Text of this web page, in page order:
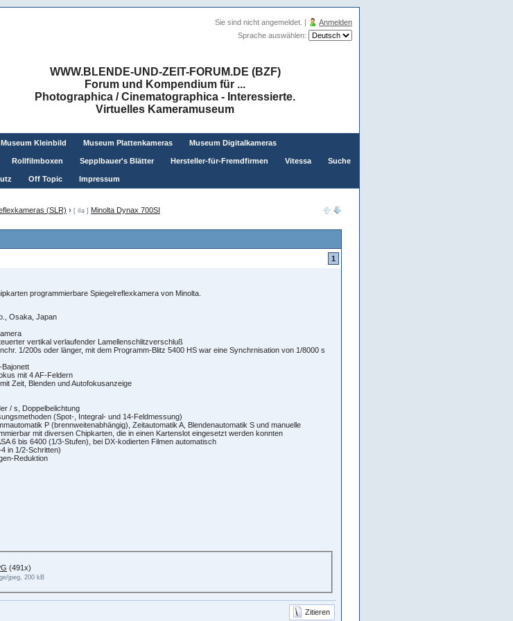
Sie sind nicht angemeldet. |
Anmelden
Sprache auswählen:
WWW.BLENDE-UND-ZEIT-FORUM.DE (BZF)
Forum und Kompendium für ...
Photographica / Cinematographica - Interessierte.
Virtuelles Kameramuseum
Museum Kleinbild Museum Plattenkameras Museum Digitalkameras
Rollfilmboxen Sepplbauer's Blätter Hersteller-für-Fremdfirmen Vitessa Suche
Off Topic Impressum
(SLR) › [ iIa ] Minolta Dynax 700SI
1
programmierbare Spiegelreflexkamera von Minolta.
Osaka, Japan
vertikal verlaufender Lamellenschlitzverschluß
1/200s oder länger, mit dem Programm-Blitz 5400 HS war eine Synchrnisation von 1/8000 s
mit 4 AF-Feldern
Zeit, Blenden und Autofokusanzeige
/ s, Doppelbelichtung
(Spot-, Integral- und 14-Feldmessung)
P (brennweitenabhängig), Zeitautomatik A, Blendenautomatik S und manuelle
mit diversen Chipkarten, die in einen Kartenslot eingesetzt werden konnten
6 bis 6400 (1/3-Stufen), bei DX-kodierten Filmen automatisch
in 1/2-Schritten)
Reduktion
(491x)
jpeg, 200 kB
Zitieren